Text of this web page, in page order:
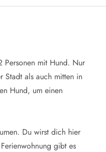
Personen mit Hund. Nur
Stadt als auch mitten in
Hund, um einen
Du wirst dich hier
gibt es